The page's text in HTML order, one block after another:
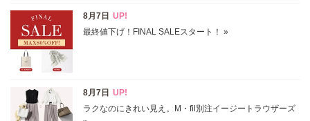
表示オプション